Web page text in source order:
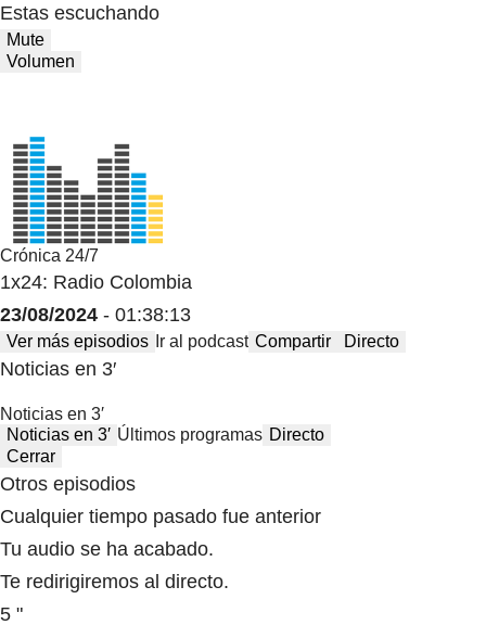
Estas escuchando
Mute
Volumen
Crónica 24/7
1x24: Radio Colombia
23/08/2024 - 01:38:13
Ver más episodios Ir al podcast Compartir Directo
Noticias en 3′
Noticias en 3′
Noticias en 3′ Últimos programas Directo
Cerrar
Otros episodios
Cualquier tiempo pasado fue anterior
Tu audio se ha acabado.
Te redirigiremos al directo.
5 "